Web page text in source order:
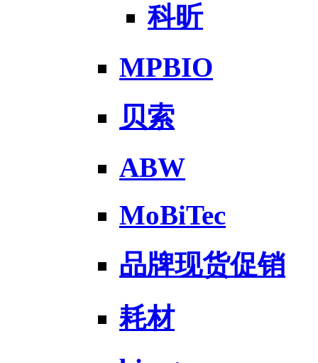
科昕
MPBIO
贝索
ABW
MoBiTec
品牌现货促销
耗材